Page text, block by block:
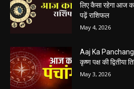
Aaj Ka Rashifal 4
लिए कैसा रहेगा आज
May 4, 2026
Aaj Ka Panchang